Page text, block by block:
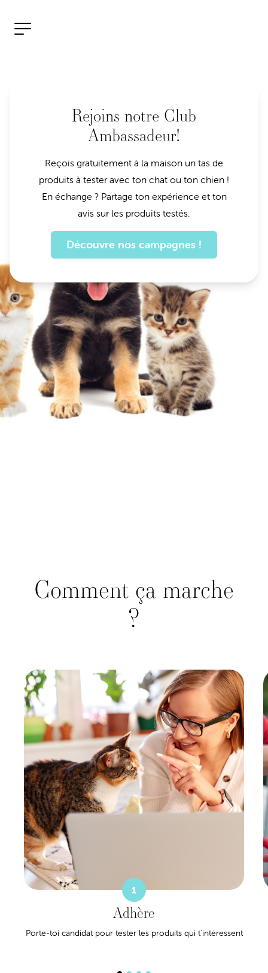
Open menu
Rejoins notre Club
Ambassadeur!
Reçois gratuitement à la maison un tas de
produits à tester avec ton chat ou ton chien !
En échange ? Partage ton expérience et ton
avis sur les produits testés.
Découvre nos campagnes !
Comment ça marche
?
1
Adhère
Porte-toi candidat pour tester les produits qui t'intéressent